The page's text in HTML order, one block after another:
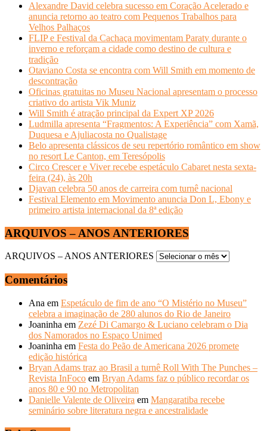
Alexandre David celebra sucesso em Coração Acelerado e
anuncia retorno ao teatro com Pequenos Trabalhos para
Velhos Palhaços
FLIP e Festival da Cachaça movimentam Paraty durante o
inverno e reforçam a cidade como destino de cultura e
tradição
Otaviano Costa se encontra com Will Smith em momento de
descontração
Oficinas gratuitas no Museu Nacional apresentam o processo
criativo do artista Vik Muniz
Will Smith é atração principal da Expert XP 2026
Ludmilla apresenta “Fragmentos: A Experiência” com Xamã,
Duquesa e Ajuliacosta no Qualistage
Belo apresenta clássicos de seu repertório romântico em show
no resort Le Canton, em Teresópolis
Circo Crescer e Viver recebe espetáculo Cabaret nesta sexta-
feira (24), às 20h
Djavan celebra 50 anos de carreira com turnê nacional
Festival Elemento em Movimento anuncia Don L, Ebony e
primeiro artista internacional da 8ª edição
ARQUIVOS – ANOS ANTERIORES
ARQUIVOS – ANOS ANTERIORES
Comentários
Ana em Espetáculo de fim de ano “O Mistério no Museu”
celebra a imaginação de 280 alunos do Rio de Janeiro
Joaninha em Zezé Di Camargo & Luciano celebram o Dia
dos Namorados no Espaço Unimed
Joaninha em Festa do Peão de Americana 2026 promete
edição histórica
Bryan Adams traz ao Brasil a turnê Roll With The Punches –
Revista InFoco em Bryan Adams faz o público recordar os
anos 80 e 90 no Metropolitan
Danielle Valente de Oliveira em Mangaratiba recebe
seminário sobre literatura negra e ancestralidade